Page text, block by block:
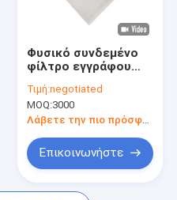
Φυσικό συνδεμένο
φίλτρο εγγράφου
καφέ χρώματος V60
Τιμή:negotiated
MOQ:3000
Λάβετε την πιο πρόσφατη τιμή
Επικοινωνήστε